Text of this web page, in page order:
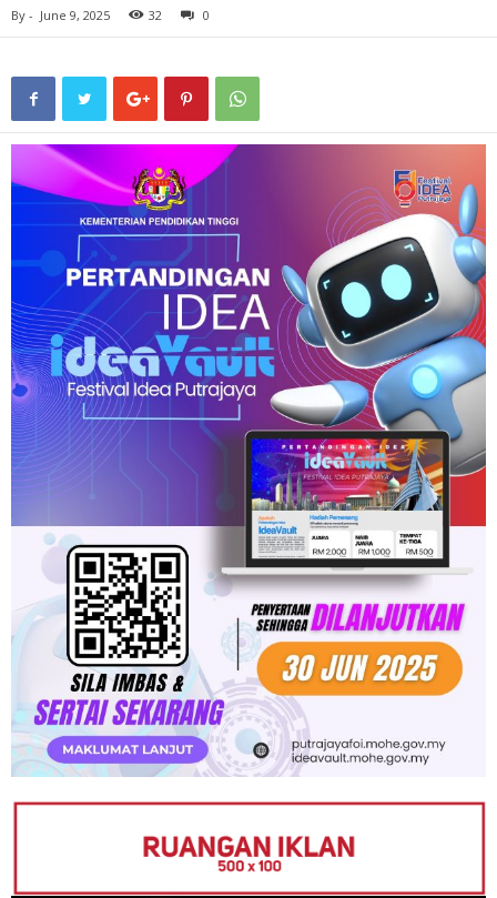
By - June 9, 2025 32 0